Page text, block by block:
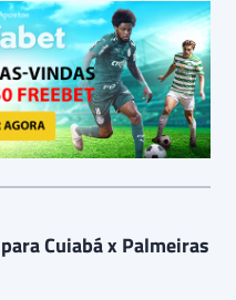
Cuiabá x Palmeiras